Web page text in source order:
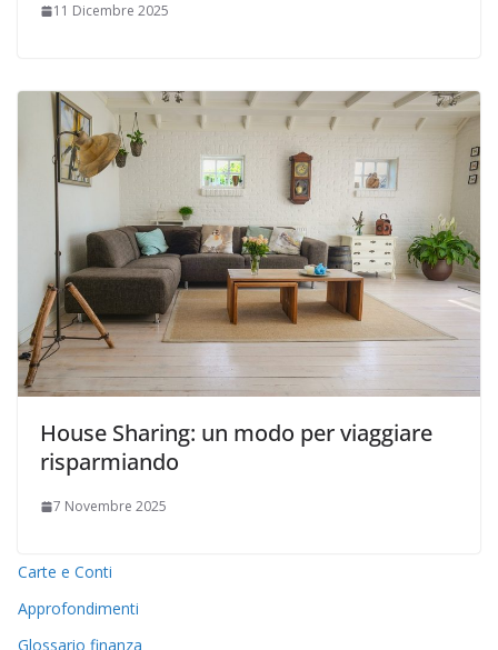
11 Dicembre 2025
House Sharing: un modo per viaggiare
risparmiando
7 Novembre 2025
Carte e Conti
Approfondimenti
Glossario finanza